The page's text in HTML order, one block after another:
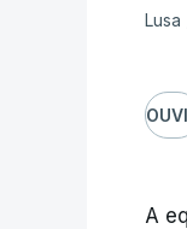
Lusa
A